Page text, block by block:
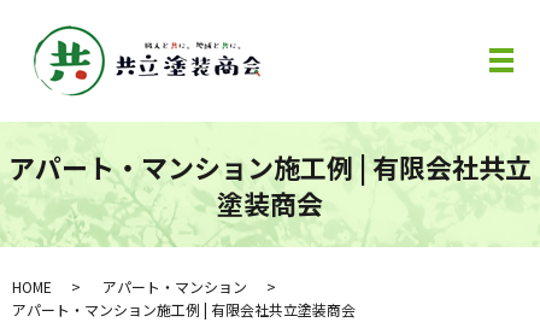
メ
アパート・マンション施工例 | 有限会社共立
塗装商会
HOME
アパート・マンション
アパート・マンション施工例 | 有限会社共立塗装商会